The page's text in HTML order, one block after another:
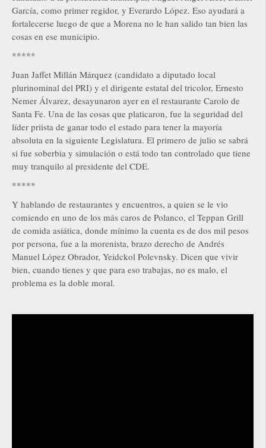
García, como primer regidor, y Everardo López. Eso ayudará a
fortalecerse luego de que a Morena no le han salido tan bien las
cosas en ese municipio.
*****
Juan Jaffet Millán Márquez (candidato a diputado local
plurinominal del PRI) y el dirigente estatal del tricolor, Ernesto
Nemer Álvarez, desayunaron ayer en el restaurante Carolo de
Santa Fe. Una de las cosas que platicaron, fue la seguridad del
líder priista de ganar todo el estado para tener la mayoría
absoluta en la siguiente Legislatura. El primero de julio se sabrá
si fue soberbia y simulación o está todo tan controlado que tiene
muy tranquilo al presidente del CDE.
*****
Y hablando de restaurantes y encuentros, a quien se le vio
comiendo en uno de los más caros de Polanco, el Teppan Grill
de comida asiática, donde mínimo la cuenta es de dos mil pesos
por persona, fue a la morenista, brazo derecho de Andrés
Manuel López Obrador, Yeidckol Polevnsky. Dicen que vivir
bien, cuando tienes y que para eso trabajas, no es malo, el
problema es la doble moral.